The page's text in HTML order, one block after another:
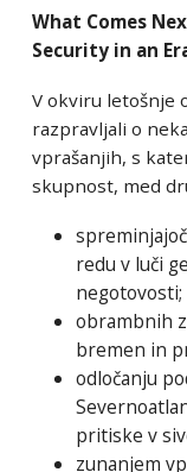
What Comes
Security in an
V okviru letošnje
razpravljali o
vprašanjih, s
skupnost, med
redu v luči
negotovosti;
obrambnih
bremen in
odločanju
pritiske v
zunanjem